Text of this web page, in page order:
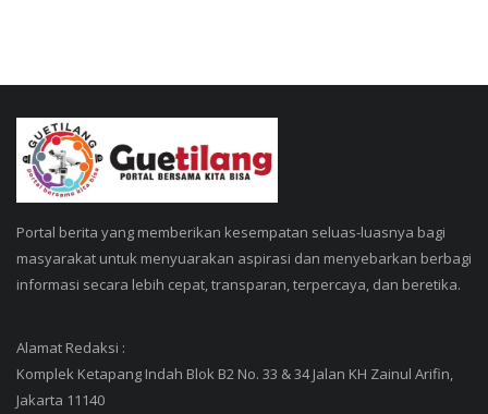
Portal berita yang memberikan kesempatan seluas-luasnya bagi
masyarakat untuk menyuarakan aspirasi dan menyebarkan berbagi
informasi secara lebih cepat, transparan, terpercaya, dan beretika.
Alamat Redaksi :
Komplek Ketapang Indah Blok B2 No. 33 & 34 Jalan KH Zainul Arifin,
Jakarta 11140